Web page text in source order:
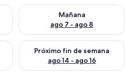
hoy ago 6 - ago 7
Mañana
ago 7 - ago 8
Consulta la disponibilidad
este fin de semana ago 7 -
Próximo fin de semana
ago 14 - ago 16
Consulta la disponibilidad